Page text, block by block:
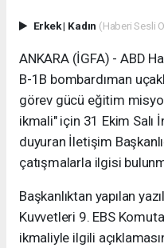
Erkek| Kadın (Haberi Sesli
ANKARA (İGFA) - ABD
B-1B bombardıman
görev gücü eğitim
ikmali" için 31 Ekim Salı
duyuran İletişim
çatışmalarla ilgisi
Başkanlıktan yapılan
Kuvvetleri 9. EBS
ikmaliyle ilgili